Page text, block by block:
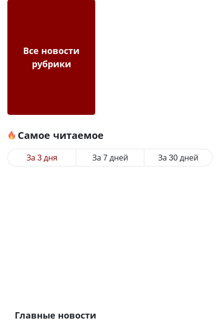
Все новости
рубрики
Самое читаемое
За 3 дня За 7 дней За 30 дней
Главные новости